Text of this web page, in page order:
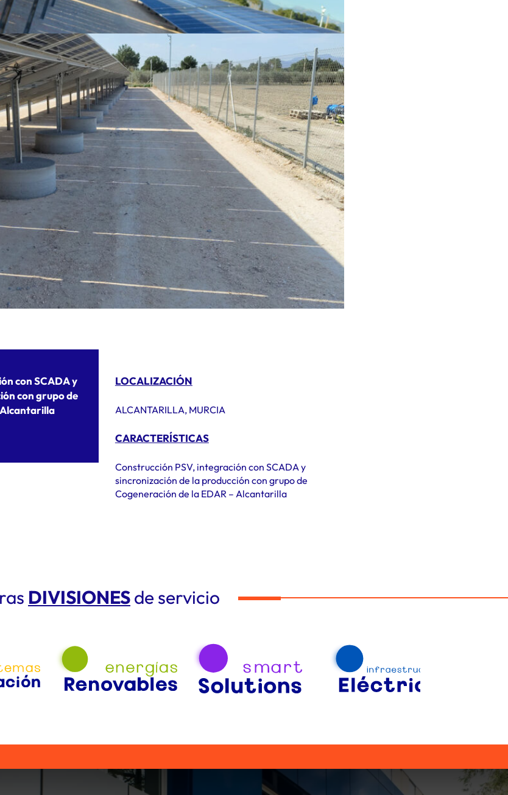
con SCADA y
con grupo de
Alcantarilla
LOCALIZACIÓN
ALCANTARILLA, MURCIA
CARACTERÍSTICAS
Construcción PSV, integración con SCADA y
sincronización de la producción con grupo de
Cogeneración de la EDAR – Alcantarilla
DIVISIONESde servicio